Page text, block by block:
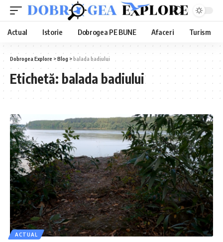
Actual Istorie Dobrogea PE BUNE Afaceri Turism
Dobrogea Explore >Blog >balada badiului
Etichetă: balada badiului
ACTUAL